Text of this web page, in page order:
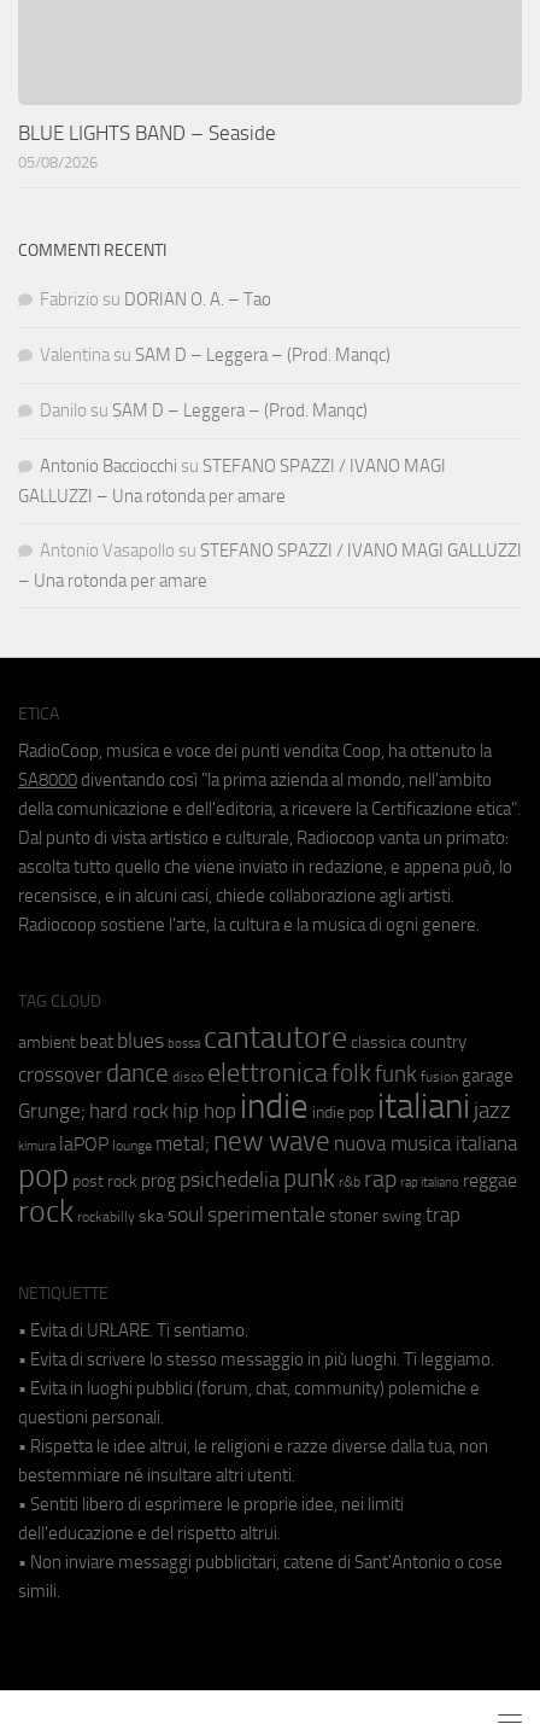
BLUE LIGHTS BAND – Seaside
05/08/2026
COMMENTI RECENTI
Fabrizio su DORIAN O. A. – Tao
Valentina su SAM D – Leggera – (Prod. Manqc)
Danilo su SAM D – Leggera – (Prod. Manqc)
Antonio Bacciocchi su STEFANO SPAZZI / IVANO MAGI
GALLUZZI – Una rotonda per amare
Antonio Vasapollo su STEFANO SPAZZI / IVANO MAGI GALLUZZI
– Una rotonda per amare
ETICA
RadioCoop, musica e voce dei punti vendita Coop, ha ottenuto la
SA8000 diventando così "la prima azienda al mondo, nell'ambito
della comunicazione e dell'editoria, a ricevere la Certificazione etica".
Dal punto di vista artistico e culturale, Radiocoop vanta un primato:
ascolta tutto quello che viene inviato in redazione, e appena può, lo
recensisce, e in alcuni casi, chiede collaborazione agli artisti.
Radiocoop sostiene l'arte, la cultura e la musica di ogni genere.
TAG CLOUD
ambient beat blues bossa cantautore classica country
crossover dance disco elettronicafolkfunk fusion garage
Grunge; hard rock hip hop indie indie pop italiani jazz
kimura laPOP lounge metal; new wave nuova musica italiana
pop post rock prog psichedeliapunk r&b rap rap italiano reggae
rock rockabilly ska soul sperimentale stoner swing trap
NETIQUETTE
• Evita di URLARE. Ti sentiamo.
• Evita di scrivere lo stesso messaggio in più luoghi. Ti leggiamo.
• Evita in luoghi pubblici (forum, chat, community) polemiche e
questioni personali.
• Rispetta le idee altrui, le religioni e razze diverse dalla tua, non
bestemmiare né insultare altri utenti.
• Sentiti libero di esprimere le proprie idee, nei limiti
dell'educazione e del rispetto altrui.
• Non inviare messaggi pubblicitari, catene di Sant'Antonio o cose
simili.